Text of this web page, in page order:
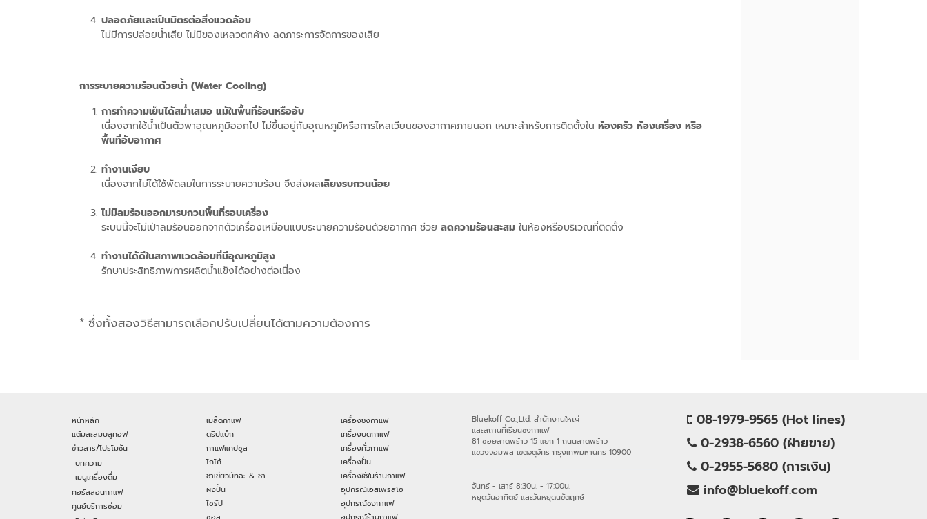
ปลอดภัยและเป็นมิตรต่อสิ่งแวดล้อม
ไม่มีการปล่อยน้ำเสีย ไม่มีของเหลวตกค้าง ลดภาระการจัดการของเสีย
การระบายความร้อนด้วยน้ำ (Water Cooling)
การทำความเย็นได้สม่ำเสมอ แม้ในพื้นที่ร้อนหรืออับ
เนื่องจากใช้น้ำเป็นตัวพาอุณหภูมิออกไป ไม่ขึ้นอยู่กับอุณหภูมิหรือการไหลเวียนของอากาศภายนอก เหมาะสำหรับการติดตั้งใน ห้องครัว ห้องเครื่อง หรือ
พื้นที่อับอากาศ
ทำงานเงียบ
เนื่องจากไม่ได้ใช้พัดลมในการระบายความร้อน จึงส่งผลเสียงรบกวนน้อย
ไม่มีลมร้อนออกมารบกวนพื้นที่รอบเครื่อง
ระบบนี้จะไม่เป่าลมร้อนออกจากตัวเครื่องเหมือนแบบระบายความร้อนด้วยอากาศ ช่วย ลดความร้อนสะสม ในห้องหรือบริเวณที่ติดตั้ง
ทำงานได้ดีในสภาพแวดล้อมที่มีอุณหภูมิสูง
รักษาประสิทธิภาพการผลิตน้ำแข็งได้อย่างต่อเนื่อง
* ซึ่งทั้งสองวิธีสามารถเลือกปรับเปลี่ยนได้ตามความต้องการ
หน้าหลัก
แต้มสะสมบลูคอฟ
ข่าวสาร/โปรโมชัน
บทความ
เมนูเครื่องดื่ม
คอร์สสอนกาแฟ
ศูนย์บริการซ่อม
เมล็ดกาแฟ
ดริปแบ็ก
กาแฟแคปซูล
โกโก้
ชาเขียวมัทฉะ & ชา
ผงปั่น
ไซรัป
ซอส
เครื่องชงกาแฟ
เครื่องบดกาแฟ
เครื่องคั่วกาแฟ
เครื่องปั่น
เครื่องใช้ในร้านกาแฟ
อุปกรณ์เอสเพรสโซ
อุปกรณ์ชงกาแฟ
อุปกรณ์ร้านกาแฟ
Bluekoff Co.,Ltd. สำนักงานใหญ่
และสถานที่เรียนชงกาแฟ
81 ซอยลาดพร้าว 15 แยก 1 ถนนลาดพร้าว
แขวงจอมพล เขตจตุจักร กรุงเทพมหานคร 10900
จันทร์ - เสาร์ 8:30น. - 17:00น.
หยุดวันอาทิตย์ และวันหยุดนขัตฤกษ์
08-1979-9565 (Hot lines)
0-2938-6560 (ฝ่ายขาย)
0-2955-5680 (การเงิน)
info@bluekoff.com